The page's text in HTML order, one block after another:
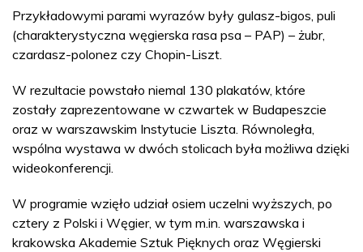
Przykładowymi parami wyrazów były gulasz-bigos, puli
(charakterystyczna węgierska rasa psa – PAP) – żubr,
czardasz-polonez czy Chopin-Liszt.
W rezultacie powstało niemal 130 plakatów, które
zostały zaprezentowane w czwartek w Budapeszcie
oraz w warszawskim Instytucie Liszta. Równoległa,
wspólna wystawa w dwóch stolicach była możliwa dzięki
wideokonferencji.
W programie wzięło udział osiem uczelni wyższych, po
cztery z Polski i Węgier, w tym m.in. warszawska i
krakowska Akademie Sztuk Pięknych oraz Węgierski